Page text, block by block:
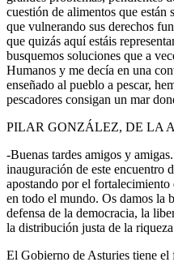
cuestión de alimentos que
que vulnerando sus derechos
que quizás aquí estáis
busquemos soluciones que a
Humanos y me decía en una
enseñado al pueblo a pescar,
pescadores consigan un mar
PILAR GONZÁLEZ, DE LA
-Buenas tardes amigos y
inauguración de este encuentro
apostando por el fortalecimiento
en todo el mundo. Os damos la
defensa de la democracia, la
la distribución justa de la
El Gobierno de Asturies tiene el